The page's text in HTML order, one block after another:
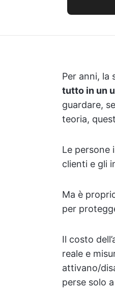
Per anni, la
tutto in un
guardare,
teoria,
Le persone
clienti e gli
Ma è
per
Il costo
reale e
attivano/
perse solo